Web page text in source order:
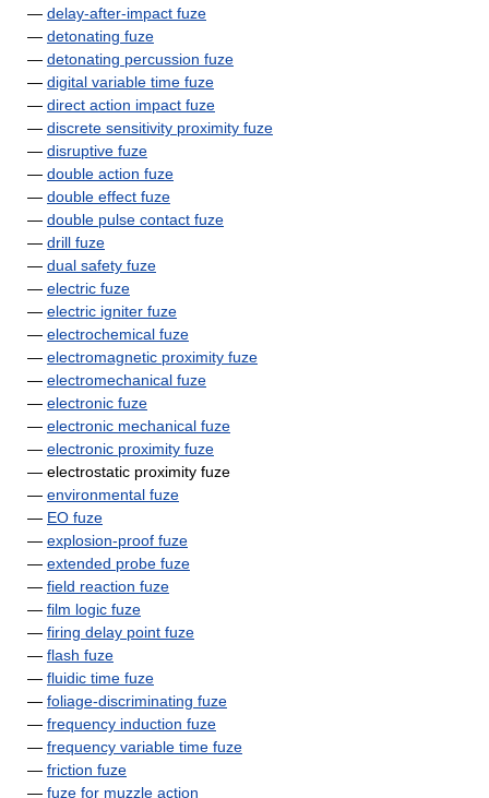
— delay-after-impact fuze
— detonating fuze
— detonating percussion fuze
— digital variable time fuze
— direct action impact fuze
— discrete sensitivity proximity fuze
— disruptive fuze
— double action fuze
— double effect fuze
— double pulse contact fuze
— drill fuze
— dual safety fuze
— electric fuze
— electric igniter fuze
— electrochemical fuze
— electromagnetic proximity fuze
— electromechanical fuze
— electronic fuze
— electronic mechanical fuze
— electronic proximity fuze
— electrostatic proximity fuze
— environmental fuze
— EO fuze
— explosion-proof fuze
— extended probe fuze
— field reaction fuze
— film logic fuze
— firing delay point fuze
— flash fuze
— fluidic time fuze
— foliage-discriminating fuze
— frequency induction fuze
— frequency variable time fuze
— friction fuze
— fuze for muzzle action